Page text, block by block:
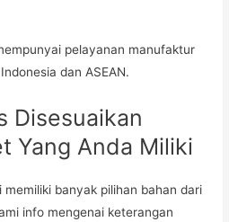
pelayanan manufaktur
dan ASEAN.
Disesuaikan
Yang Anda Miliki
banyak pilihan bahan dari
info mengenai keterangan